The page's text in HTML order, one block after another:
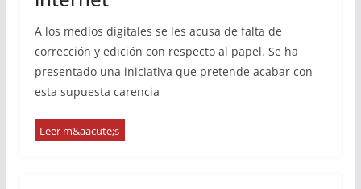
A los medios digitales se les acusa de falta de
corrección y edición con respecto al papel. Se ha
presentado una iniciativa que pretende acabar con
esta supuesta carencia